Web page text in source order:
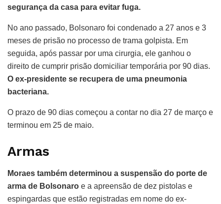
segurança da casa para evitar fuga.
No ano passado, Bolsonaro foi condenado a 27 anos e 3
meses de prisão no processo de trama golpista. Em
seguida, após passar por uma cirurgia, ele ganhou o
direito de cumprir prisão domiciliar temporária por 90 dias.
O ex-presidente se recupera de uma pneumonia
bacteriana.
O prazo de 90 dias começou a contar no dia 27 de março e
terminou em 25 de maio.
Armas
Moraes também determinou a suspensão do porte de
arma de Bolsonaro e a apreensão de dez pistolas e
espingardas que estão registradas em nome do ex-